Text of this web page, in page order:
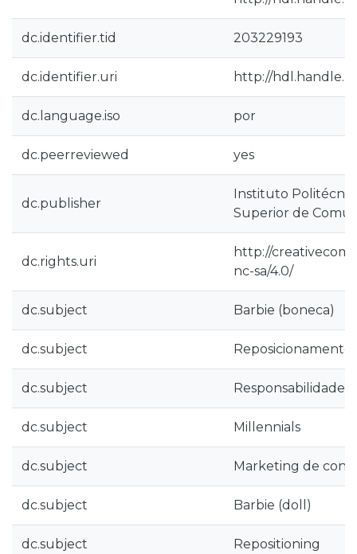
dc.identifier.tid 203229193
dc.identifier.uri http://
dc.language.iso por
dc.peerreviewed yes
dc.publisher
Instituto
Superior de
dc.rights.uri
http://
nc-sa/4.0/
dc.subject Barbie (boneca)
dc.subject Reposicionamento
dc.subject Responsabilidade
dc.subject Millennials
dc.subject Marketing de
dc.subject Barbie (doll)
dc.subject Repositioning